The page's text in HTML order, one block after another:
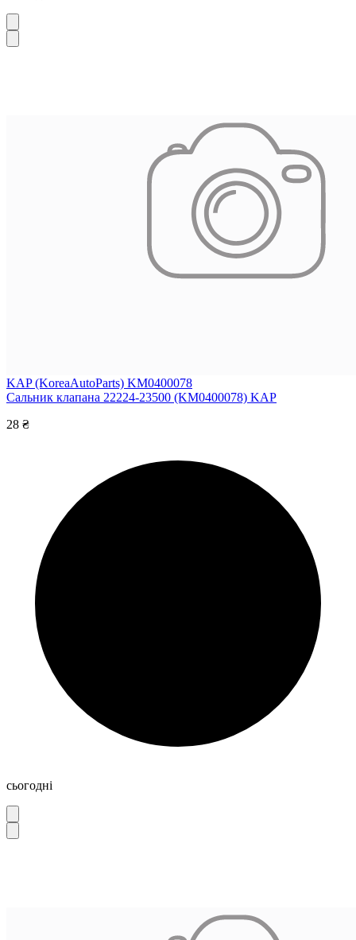
KAP (KoreaAutoParts) KM0400078
Сальник клапана 22224-23500 (KM0400078) KAP
28 ₴
сьогодні